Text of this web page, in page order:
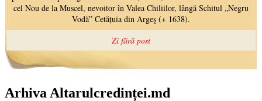
Arhiva Altarulcredinței.md